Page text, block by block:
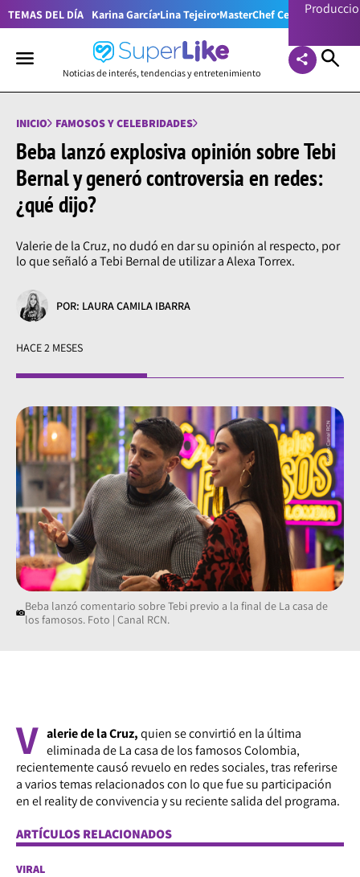
TEMAS DEL DÍA Karina García Lina Tejeiro MasterChef Celebrity
Noticias de interés, tendencias y entretenimiento
INICIO FAMOSOS Y CELEBRIDADES
Beba lanzó explosiva opinión sobre Tebi
Bernal y generó controversia en redes:
¿qué dijo?
Valerie de la Cruz, no dudó en dar su opinión al respecto, por
lo que señaló a Tebi Bernal de utilizar a Alexa Torrex.
POR: LAURA CAMILA IBARRA
HACE 2 MESES
Beba lanzó comentario sobre Tebi previo a la final de La casa de
los famosos. Foto | Canal RCN.
V alerie de la Cruz,quien se convirtió en la última
eliminada de La casa de los famosos Colombia,
recientemente causó revuelo en redes sociales, tras referirse
a varios temas relacionados con lo que fue su participación
en el reality de convivencia y su reciente salida del programa.
ARTÍCULOS RELACIONADOS
VIRAL